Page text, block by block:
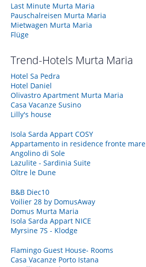
Last Minute Murta Maria
Pauschalreisen Murta Maria
Mietwagen Murta Maria
Flüge
Trend-Hotels Murta Maria
Hotel Sa Pedra
Hotel Daniel
Olivastro Apartment Murta Maria
Casa Vacanze Susino
Lilly's house
Isola Sarda Appart COSY
Appartamento in residence fronte mare
Angolino di Sole
Lazulite - Sardinia Suite
Oltre le Dune
B&B Diec10
Voilier 28 by DomusAway
Domus Murta Maria
Isola Sarda Appart NICE
Myrsine 7S - Klodge
Flamingo Guest House- Rooms
Casa Vacanze Porto Istana